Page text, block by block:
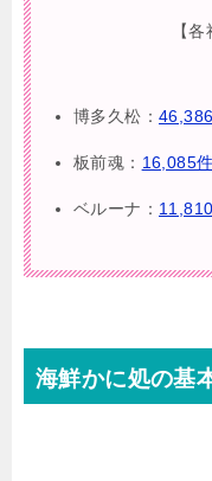
【
博多久松：
板前魂： 16,085件
ベルーナ：
海鮮かに処の基